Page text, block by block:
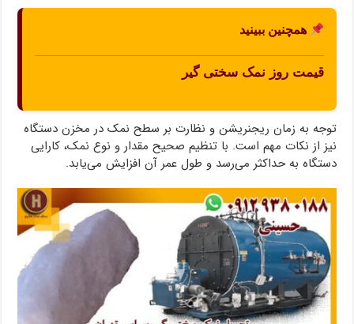
همچنین ببینید
قیمت روز نمک سختی گیر
توجه به زمان ریجنریشن و نظارت بر سطح نمک در مخزن دستگاه
نیز از نکات مهم است. با تنظیم صحیح مقدار و نوع نمک، کارایی
دستگاه به حداکثر می‌رسد و طول عمر آن افزایش می‌یابد.